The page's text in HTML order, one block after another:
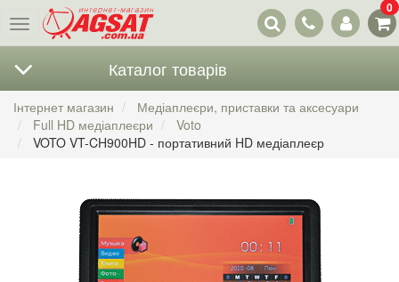
Меню
Наші
контакти
0
Каталог товарів
Інтернет магазин
Медіаплеєри, приставки та аксесуари
Full HD медіаплеєри
Voto
VOTO VT-CH900HD - портативний HD медіаплеєр